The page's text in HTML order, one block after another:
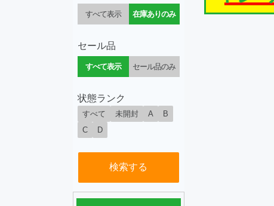
すべて表示 在庫ありのみ
セール品
すべて表示 セール品のみ
状態ランク
すべて 未開封 A
B
C
D
検索する